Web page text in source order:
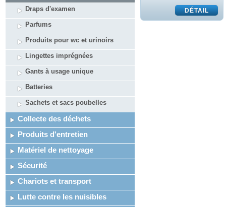
Draps d'examen
Parfums
Produits pour wc et urinoirs
Lingettes imprégnées
Gants à usage unique
Batteries
Sachets et sacs poubelles
Collecte des déchets
Produits d'entretien
Matériel de nettoyage
Sécurité
Chariots et transport
Lutte contre les nuisibles